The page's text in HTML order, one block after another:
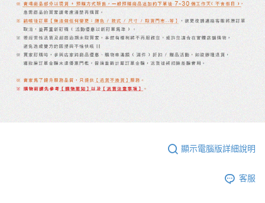
顯示電腦版詳細說明
客服